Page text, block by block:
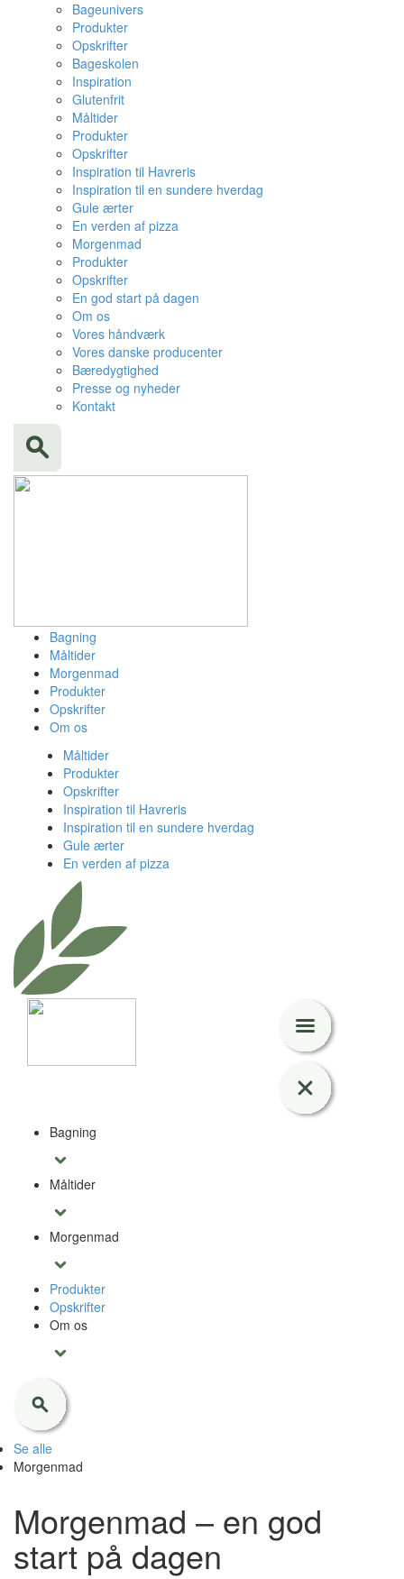
Bageunivers
Produkter
Opskrifter
Bageskolen
Inspiration
Glutenfrit
Måltider
Produkter
Opskrifter
Inspiration til Havreris
Inspiration til en sundere hverdag
Gule ærter
En verden af pizza
Morgenmad
Produkter
Opskrifter
En god start på dagen
Om os
Vores håndværk
Vores danske producenter
Bæredygtighed
Presse og nyheder
Kontakt
Bagning
Måltider
Morgenmad
Produkter
Opskrifter
Om os
Måltider
Produkter
Opskrifter
Inspiration til Havreris
Inspiration til en sundere hverdag
Gule ærter
En verden af pizza
Bagning
Måltider
Morgenmad
Produkter
Opskrifter
Om os
Se alle
Morgenmad
Morgenmad – en god
start på dagen